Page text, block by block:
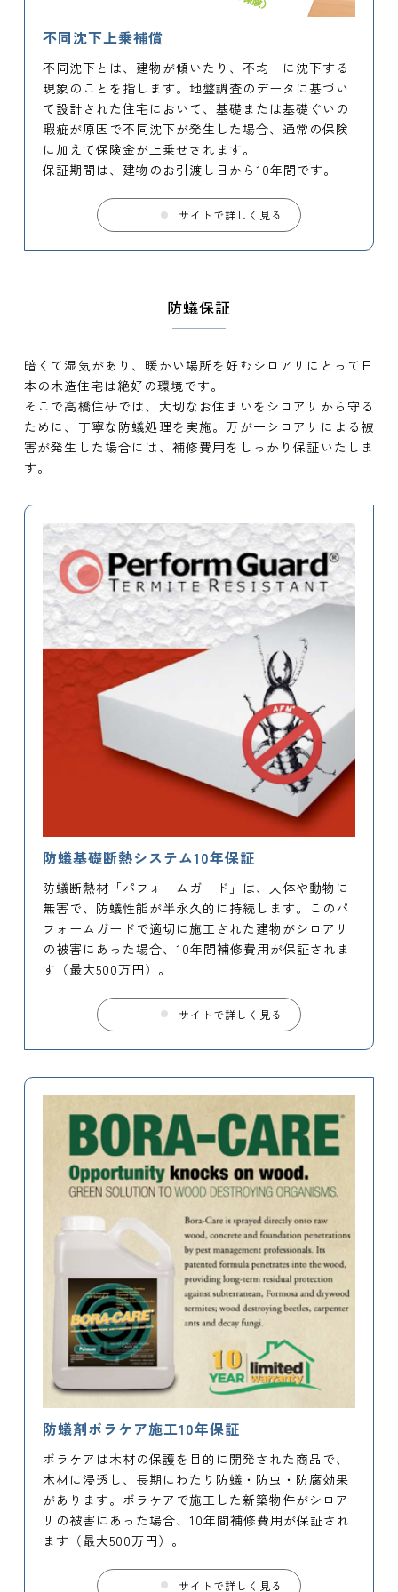
不同沈下上乗補償
不同沈下とは、建物が傾いたり、不均一に沈下する
現象のことを指します。地盤調査のデータに基づい
て設計された住宅において、基礎または基礎ぐいの
瑕疵が原因で不同沈下が発生した場合、通常の保険
に加えて保険金が上乗せされます。
保証期間は、建物のお引渡し日から10年間です。
サイトで詳しく見る
防蟻保証
暗くて湿気があり、暖かい場所を好むシロアリにとって日
本の木造住宅は絶好の環境です。
そこで高橋住研では、大切なお住まいをシロアリから守る
ために、丁寧な防蟻処理を実施。万が一シロアリによる被
害が発生した場合には、補修費用をしっかり保証いたしま
す。
防蟻基礎断熱システム10年保証
防蟻断熱材「パフォームガード」は、人体や動物に
無害で、防蟻性能が半永久的に持続します。このパ
フォームガードで適切に施工された建物がシロアリ
の被害にあった場合、10年間補修費用が保証されま
す（最大500万円）。
サイトで詳しく見る
防蟻剤ボラケア施工10年保証
ボラケアは木材の保護を目的に開発された商品で、
木材に浸透し、長期にわたり防蟻・防虫・防腐効果
があります。ボラケアで施工した新築物件がシロア
リの被害にあった場合、10年間補修費用が保証され
ます（最大500万円）。
サイトで詳しく見る